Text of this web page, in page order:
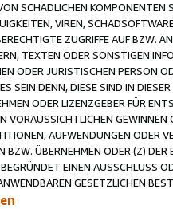
SCHÄDLICHEN
VIREN,
ZUGRIFFE AUF BZW.
TEXTEN ODER SONSTIGEN
ODER JURISTISCHEN PERSON
SEIN DENN, DIESE SIND IN
ODER LIZENZGEBER FÜR
VORAUSSICHTLICHEN
AUFWENDUNGEN ODER
BZW. ÜBERNEHMEN ODER (Z)
EINEN AUSSCHLUSS
GESETZLICHEN